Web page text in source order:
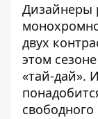
Дизайнеры
двух
этом
«тай-дай».